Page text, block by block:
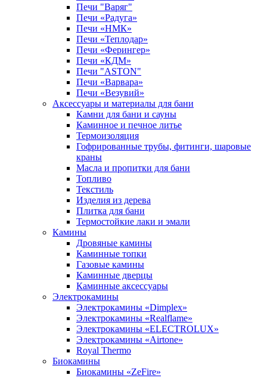
Печи "Варяг"
Печи «Радуга»
Печи «НМК»
Печи «Теплодар»
Печи «Ферингер»
Печи «КДМ»
Печи "ASTON"
Печи «Варвара»
Печи «Везувий»
Аксессуары и материалы для бани
Камни для бани и сауны
Каминное и печное литье
Термоизоляция
Гофрированные трубы, фитинги, шаровые
краны
Масла и пропитки для бани
Топливо
Текстиль
Изделия из дерева
Плитка для бани
Термостойкие лаки и эмали
Камины
Дровяные камины
Каминные топки
Газовые камины
Каминные дверцы
Каминные аксессуары
Электрокамины
Электрокамины «Dimplex»
Электрокамины «Realflame»
Электрокамины «ELECTROLUX»
Электрокамины «Airtone»
Royal Thermo
Биокамины
Биокамины «ZeFire»